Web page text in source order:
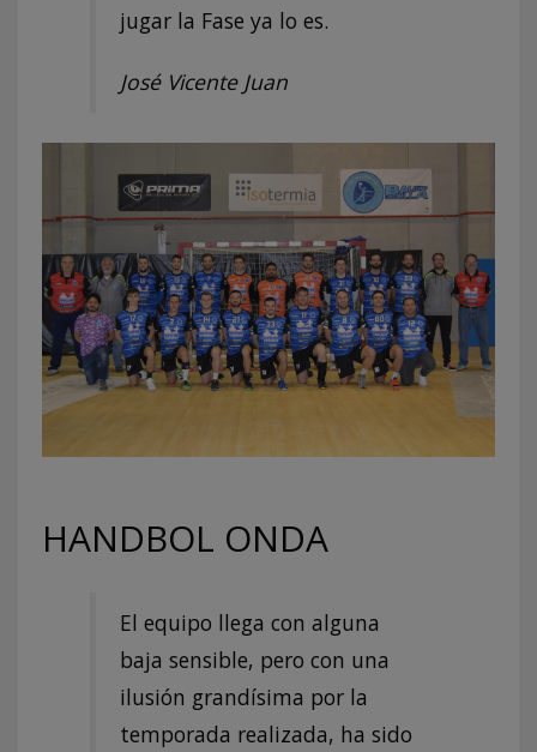
jugar la Fase ya lo es.
José Vicente Juan
HANDBOL ONDA
El equipo llega con alguna
baja sensible, pero con una
ilusión grandísima por la
temporada realizada, ha sido